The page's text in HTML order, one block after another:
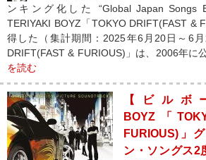
ンキング化した “Global Japan Songs
TERIYAKI BOYZ「TOKYO DRIFT(FAST &
得した（集計期間：2025年6月20日～6
DRIFT(FAST & FURIOUS)」は、2006年に
を読む
【ビルボ
BOYZ「
FURIOUS)」
ン・ソングス